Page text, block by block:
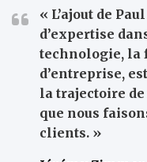
« L’ajout de
d’expertise
technologie, la
d’entreprise,
la trajectoire
que nous
clients. »